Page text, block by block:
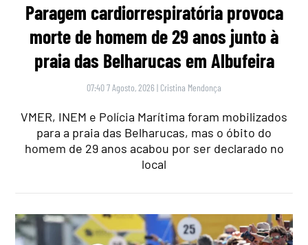
Paragem cardiorrespiratória provoca
morte de homem de 29 anos junto à
praia das Belharucas em Albufeira
07:40 7 Agosto, 2026 | Cristina Mendonça
VMER, INEM e Polícia Marítima foram mobilizados
para a praia das Belharucas, mas o óbito do
homem de 29 anos acabou por ser declarado no
local